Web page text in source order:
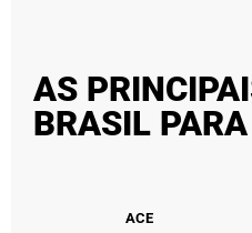
AS
BRASIL
ACE